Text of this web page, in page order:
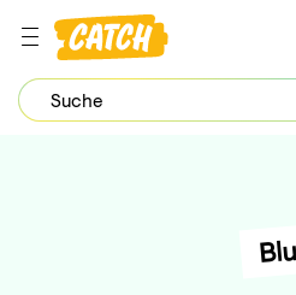
Dein Password wurde